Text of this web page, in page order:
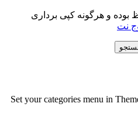
و هرگونه کپی برداری
نت
Set your categories menu in